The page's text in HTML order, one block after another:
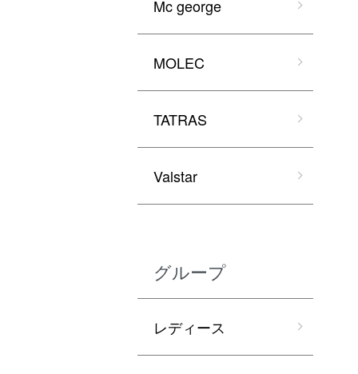
Mc george
MOLEC
TATRAS
Valstar
グループ
レディース